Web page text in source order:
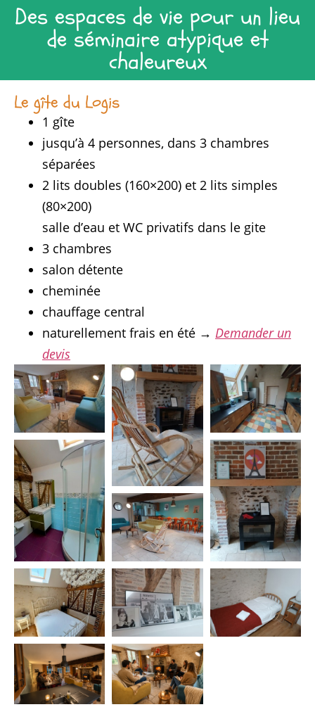
Des espaces de vie pour un lieu
de séminaire atypique et
chaleureux
Le gîte du Logis
1 gîte
jusqu’à 4 personnes, dans 3 chambres
séparées
2 lits doubles (160×200) et 2 lits simples
(80×200)
salle d’eau et WC privatifs dans le gite
3 chambres
salon détente
cheminée
chauffage central
naturellement frais en été → Demander un
devis